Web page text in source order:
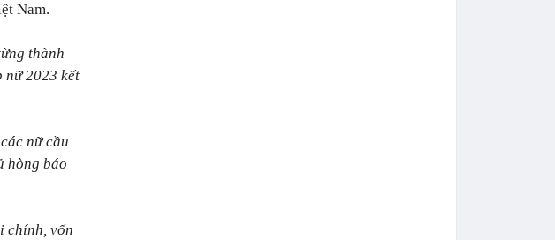
Nam.
thành
nữ 2023 kết
nữ cầu
hòng báo
chính, vốn